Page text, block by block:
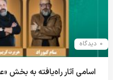
0 دیدگاه
اسامی آثار راه‌یافته به بخش